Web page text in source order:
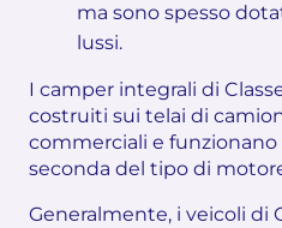
ma sono spesso
lussi.
I camper integrali di
costruiti sui telai di
commerciali e funzionano
seconda del tipo di
Generalmente, i veicoli di